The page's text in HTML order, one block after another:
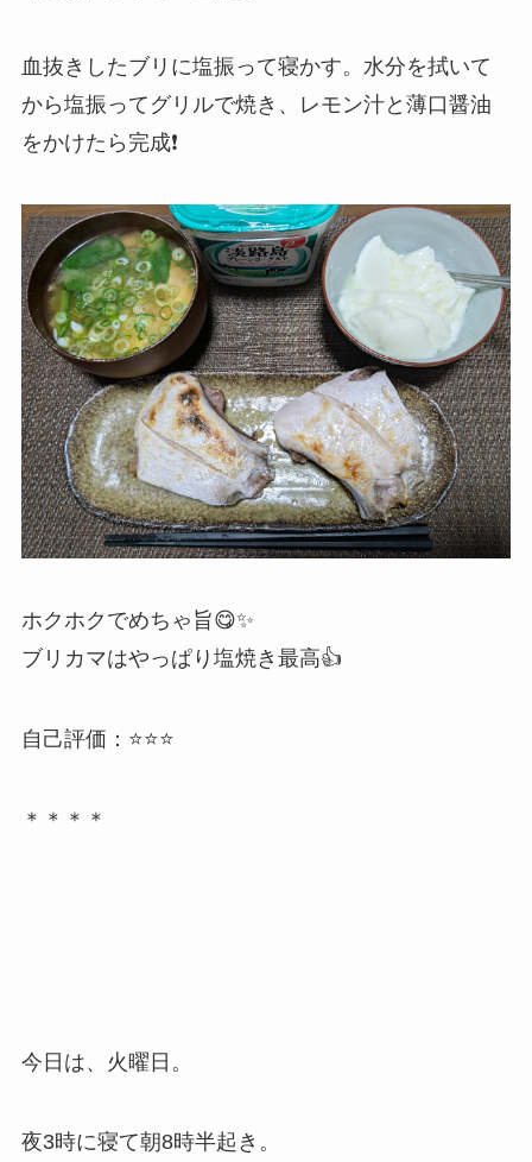
血抜きしたブリに塩振って寝かす。水分を拭いて
から塩振ってグリルで焼き、レモン汁と薄口醤油
をかけたら完成❗️
ホクホクでめちゃ旨😋✨
ブリカマはやっぱり塩焼き最高👍️
自己評価：⭐️⭐️⭐️
＊＊＊＊
今日は、火曜日。
夜3時に寝て朝8時半起き。